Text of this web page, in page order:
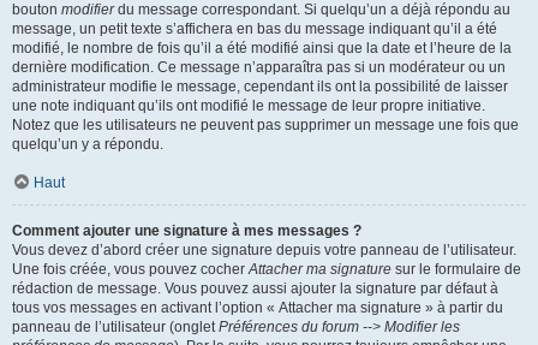
bouton modifierdu message correspondant. Si quelqu’un a déjà répondu au
message, un petit texte s’affichera en bas du message indiquant qu’il a été
modifié, le nombre de fois qu’il a été modifié ainsi que la date et l’heure de la
dernière modification. Ce message n’apparaîtra pas si un modérateur ou un
administrateur modifie le message, cependant ils ont la possibilité de laisser
une note indiquant qu’ils ont modifié le message de leur propre initiative.
Notez que les utilisateurs ne peuvent pas supprimer un message une fois que
quelqu’un y a répondu.
Haut
Comment ajouter une signature à mes messages ?
Vous devez d’abord créer une signature depuis votre panneau de l’utilisateur.
Une fois créée, vous pouvez cocherAttacher ma signature sur le formulaire de
rédaction de message. Vous pouvez aussi ajouter la signature par défaut à
tous vos messages en activant l’option « Attacher ma signature » à partir du
panneau de l’utilisateur (ongletPréférences du forum --> Modifier les